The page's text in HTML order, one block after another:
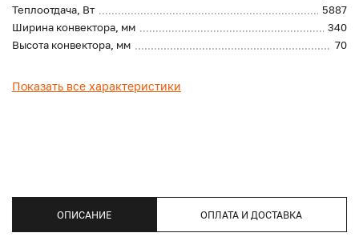
Теплоотдача, Вт
5887
Ширина конвектора, мм
340
Высота конвектора, мм
70
Показать все характеристики
ОПИСАНИЕ ОПЛАТА И ДОСТАВКА